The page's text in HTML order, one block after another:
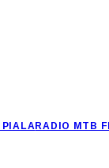
PIALARADIO MTB